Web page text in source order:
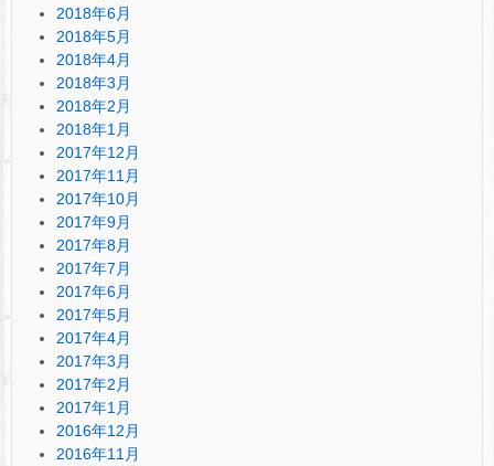
2018年6月
2018年5月
2018年4月
2018年3月
2018年2月
2018年1月
2017年12月
2017年11月
2017年10月
2017年9月
2017年8月
2017年7月
2017年6月
2017年5月
2017年4月
2017年3月
2017年2月
2017年1月
2016年12月
2016年11月